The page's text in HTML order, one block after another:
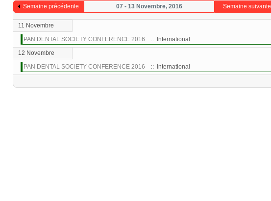
Semaine précédente 07 - 13 Novembre, 2016 Semaine suivante
11 Novembre
PAN DENTAL SOCIETY CONFERENCE 2016
:: International
12 Novembre
PAN DENTAL SOCIETY CONFERENCE 2016
:: International